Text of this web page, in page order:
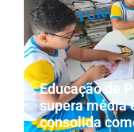
Educação de
supera média
consolida